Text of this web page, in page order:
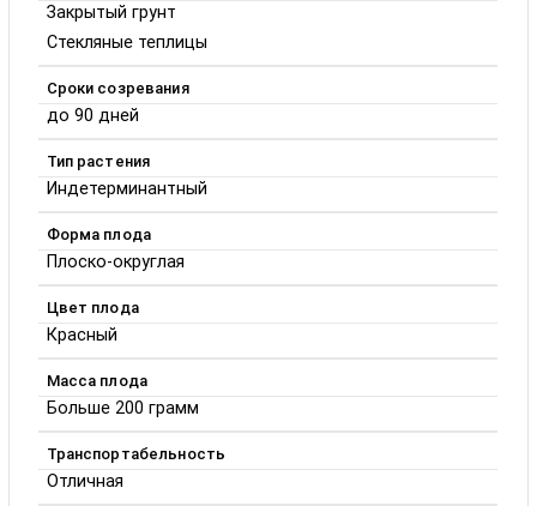
Закрытый грунт
Стекляные теплицы
Сроки созревания
до 90 дней
Тип растения
Индетерминантный
Форма плода
Плоско-округлая
Цвет плода
Красный
Масса плода
Больше 200 грамм
Транспортабельность
Отличная